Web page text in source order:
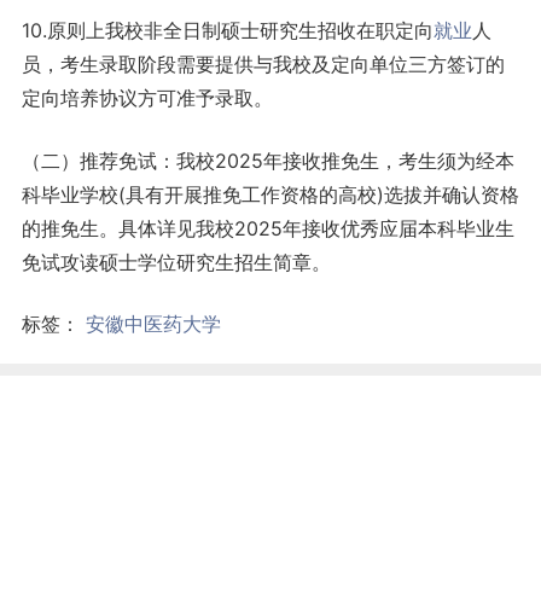
10.原则上我校非全日制硕士研究生招收在职定向就业人
员，考生录取阶段需要提供与我校及定向单位三方签订的
定向培养协议方可准予录取。
（二）推荐免试：我校2025年接收推免生，考生须为经本
科毕业学校(具有开展推免工作资格的高校)选拔并确认资格
的推免生。具体详见我校2025年接收优秀应届本科毕业生
免试攻读硕士学位研究生招生简章。
标签： 安徽中医药大学